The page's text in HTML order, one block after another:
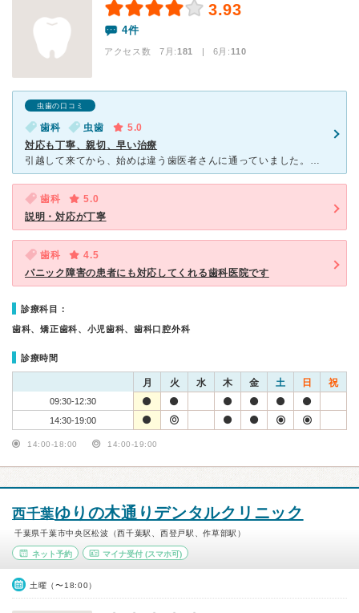
3.93
4件
アクセス数 7月:181 | 6月:110
虫歯の口コミ
歯科 虫歯
5.0
対応も丁寧、親切、早い治療
引越して来てから、始めは違う歯医者さんに通っていました。私は、歯医者さんが嫌いじゃないので、半年に一度検診して頂いて、磨いて頂いています。以前、通っていた歯医者さんで虫歯を見つけて貰い、治療していまし
歯科
5.0
説明・対応が丁寧
歯科
4.5
パニック障害の患者にも対応してくれる歯科医院です
診療科目：
歯科、矯正歯科、小児歯科、歯科口腔外科
診療時間
月 火 水 木 金 土 日 祝
09:30-12:30
14:30-19:00
14:00-18:00 14:00-19:00
西千葉ゆりの木通りデンタルクリニック
千葉県千葉市中央区松波（西千葉駅、西登戸駅、作草部駅）
ネット予約 マイナ受付(スマホ可)
土曜（〜18:00）